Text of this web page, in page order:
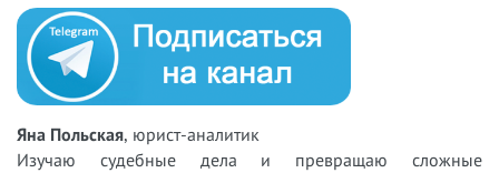
Яна Польская, юрист-аналитик
Изучаю судебные дела и превращаю сложные